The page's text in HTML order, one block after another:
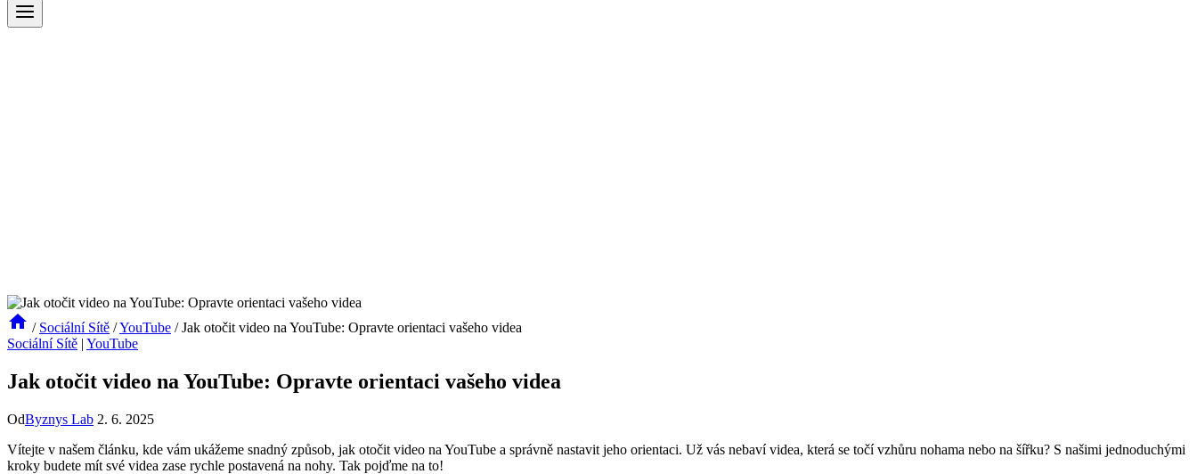
/ Sociální Sítě /YouTube / Jak otočit video na YouTube: Opravte orientaci vašeho videa
Sociální Sítě | YouTube
Jak otočit video na YouTube: Opravte orientaci vašeho videa
OdByznys Lab 2. 6. 2025
Vítejte v našem článku, kde vám ukážeme snadný způsob, jak otočit video na YouTube a správně nastavit jeho orientaci. Už vás nebaví videa, která se točí vzhůru nohama nebo na šířku? S našimi jednoduchými
kroky budete mít své videa zase rychle postavená na nohy. Tak pojďme na to!